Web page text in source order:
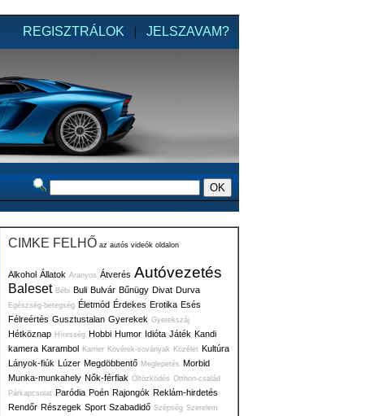
REGISZTRÁLOK | JELSZAVAM?
CIMKE FELHŐ az autós videók oldalon
Alkohol Állatok Aranyos Átverés Autóvezetés
Baleset Bébi Buli Bulvár Bűnügy Divat Durva
Egészség-betegség Életmód Érdekes Erotika Esés
Félreértés Gusztustalan Gyerekek Gyerekszáj
Hétköznap Híresség Hobbi Humor Idióta Játék Kandi
kamera Karambol Karrier Kövérek-soványak Közélet Kultúra
Lányok-fiúk Lúzer Megdöbbentő Meglepetés Morbid
Munka-munkahely Nők-férfiak Öltözködés Otthon-család
Párkapcsolat Paródia Poén Rajongók Reklám-hirdetés
Rendőr Részegek Sport Szabadidő Szépség Szerelem